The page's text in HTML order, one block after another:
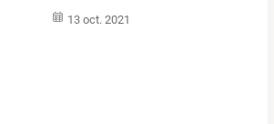
13 oct. 2021